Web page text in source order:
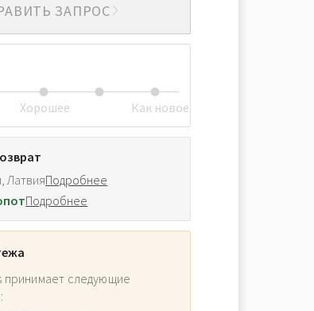
ЗАПРОС
Хорошее Как новое
ЛатвияПодробнее
Подробнее
принимает следующие